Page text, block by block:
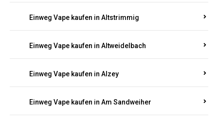
Einweg Vape kaufen in Altstrimmig
Einweg Vape kaufen in Altweidelbach
Einweg Vape kaufen in Alzey
Einweg Vape kaufen in Am Sandweiher